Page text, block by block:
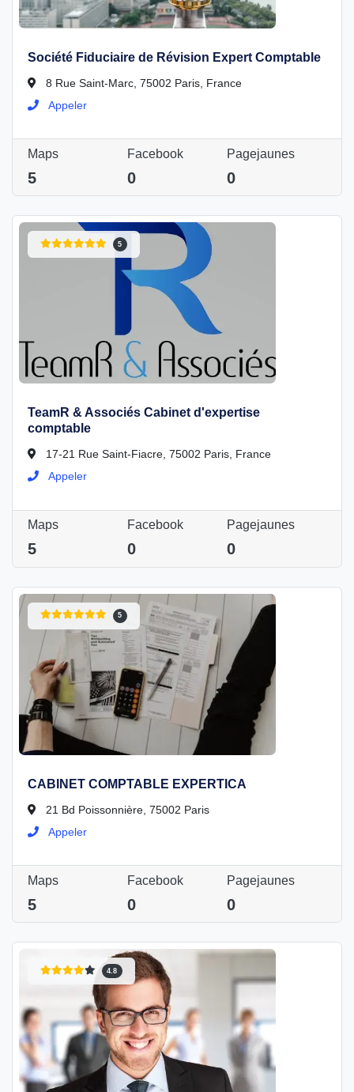
Société Fiduciaire de Révision Expert Comptable
8 Rue Saint-Marc, 75002 Paris, France
Appeler
Maps
5
Facebook
0
Pagejaunes
0
5
TeamR & Associés Cabinet d'expertise
comptable
17-21 Rue Saint-Fiacre, 75002 Paris, France
Appeler
Maps
5
Facebook
0
Pagejaunes
0
5
CABINET COMPTABLE EXPERTICA
21 Bd Poissonnière, 75002 Paris
Appeler
Maps
5
Facebook
0
Pagejaunes
0
4.8